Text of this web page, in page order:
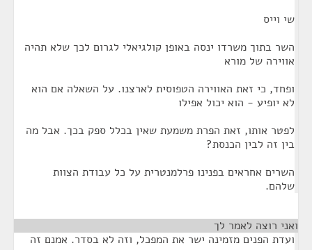
שי וייס
השר בתוך משרדו ינסה באופן קולגיאלי לגרום לכך שלא תהיה
אווירה של מורא
ופחד, כי זאת האווירה הטפוסית לארצנו. על השאלה אם הוא
לא יופיע - הוא יכול אפילו
לפטר אותו, זאת הפרת משמעת שאין בכלל ספק בכך. אבל מה
בין זה לבין הכנסת?
השרים אחראים בפנינו פרלמנטרית על כל עבודת הצוות
שלהם.
ואני רוצה לאמר לך
ועדת הפנים מזמינה ישר את המפכל, וזה לא בסדר. אמנם זה